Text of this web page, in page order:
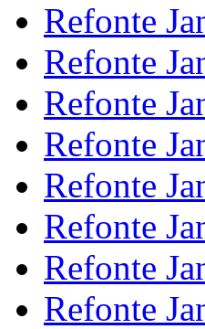
Refonte
Refonte
Refonte
Refonte
Refonte
Refonte
Refonte
Refonte